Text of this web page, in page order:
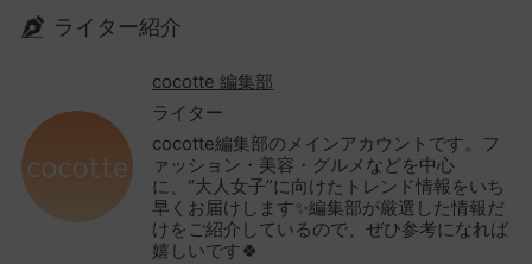
ライター紹介
cocotte 編集部
ライター
cocotte編集部のメインアカウントです。フ
ァッション・美容・グルメなどを中心
に、“大人女子”に向けたトレンド情報をいち
早くお届けします✨編集部が厳選した情報だ
けをご紹介しているので、ぜひ参考になれば
嬉しいです🍀